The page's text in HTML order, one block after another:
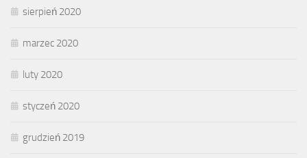
sierpień 2020
marzec 2020
luty 2020
styczeń 2020
grudzień 2019